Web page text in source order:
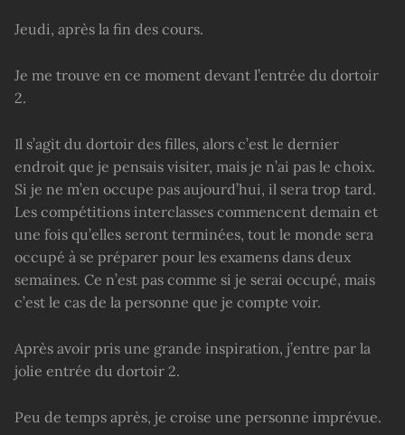
Jeudi, après la fin des cours.
Je me trouve en ce moment devant l’entrée du dortoir
2.
Il s’agit du dortoir des filles, alors c’est le dernier
endroit que je pensais visiter, mais je n’ai pas le choix.
Si je ne m’en occupe pas aujourd’hui, il sera trop tard.
Les compétitions interclasses commencent demain et
une fois qu’elles seront terminées, tout le monde sera
occupé à se préparer pour les examens dans deux
semaines. Ce n’est pas comme si je serai occupé, mais
c’est le cas de la personne que je compte voir.
Après avoir pris une grande inspiration, j’entre par la
jolie entrée du dortoir 2.
Peu de temps après, je croise une personne imprévue.